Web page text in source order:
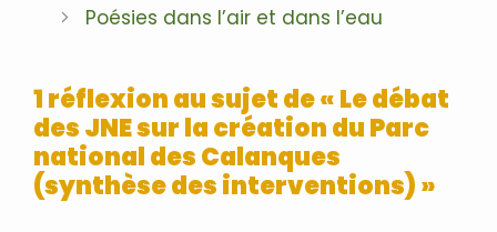
Poésies dans l’air et dans l’eau
1 réflexion au sujet de « Le débat
des JNE sur la création du Parc
national des Calanques
(synthèse des interventions) »